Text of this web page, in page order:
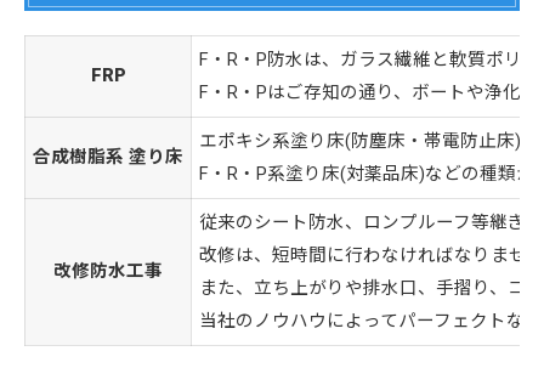
FRP
F・R・P防水は、ガラス繊維と軟質ポリ
F・R・Pはご存知の通り、ボートや浄化
合成樹脂系 塗り床
エポキシ系塗り床(防塵床・帯電防止床)
F・R・P系塗り床(対薬品床)などの種類が
改修防水工事
従来のシート防水、ロンプルーフ等継ぎ
改修は、短時間に行わなければなりませ
また、立ち上がりや排水口、手摺り、コ
当社のノウハウによってパーフェクトな